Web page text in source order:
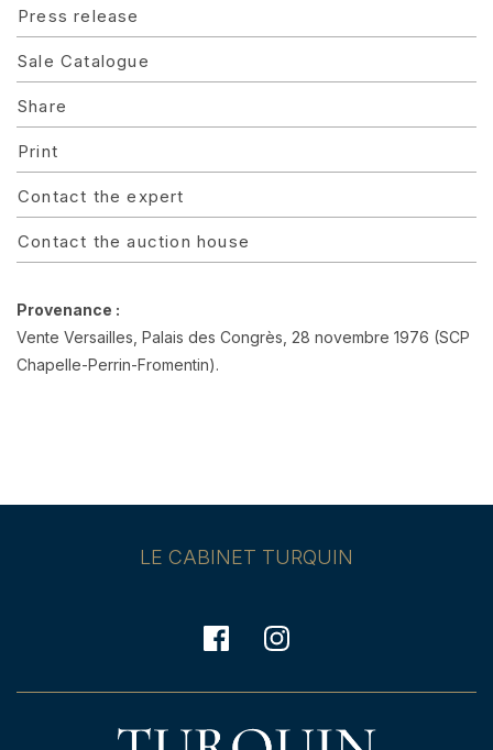
Press release
Sale Catalogue
Share
Print
Contact the expert
Contact the auction house
Provenance :
Vente Versailles, Palais des Congrès, 28 novembre 1976 (SCP
Chapelle-Perrin-Fromentin).
LE CABINET TURQUIN